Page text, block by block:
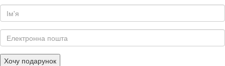
Хочу подарунок